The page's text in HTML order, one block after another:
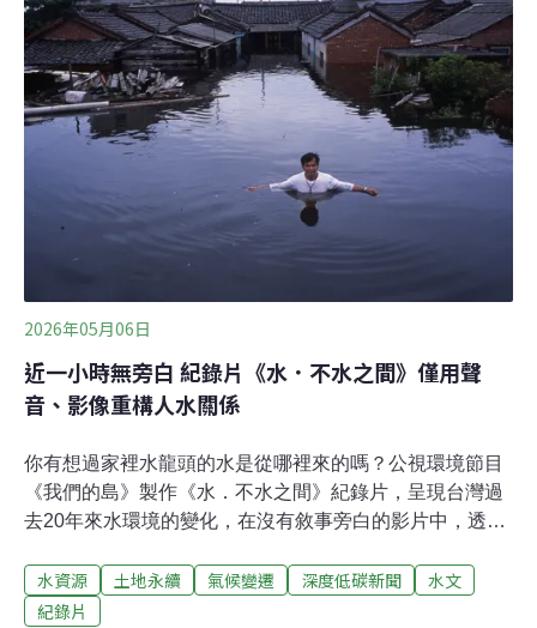
我超越的作品。「解嚴後的那個世代，現在還在拍片的很
少了。」李香秀說。李香秀並非一開始就打算成為生態紀
錄片導演。「我對環境生態的啟蒙其實很晚，」他謙遜地
表示，自己的社會敏感度其實很慢。早期的他更像是一個
純粹的電影創作者，專注於人的故事。對他而言，拍紀錄
片是項任務，因為任務，他出門爬山，他耐心等候，他伺
機而動，為了隨時抓拍到生物的面貌，即使全身濕透、即
使孤身一人。而創作之路往往充滿了偶然與「命中注
定」，拍完《黑熊森林》後，他對森林始終念念
2026年05月06日
近一小時無旁白 紀錄片《水．不水之間》僅用聲
音、影像重構人水關係
你有想過家裡水龍頭的水是從哪裡來的嗎？公視環境節目
《我們的島》製作《水．不水之間》紀錄片，呈現台灣過
去20年來水環境的變化，在沒有敘事旁白的影片中，透過
水的多重樣貌，詮釋水的主體性與價值，讓觀眾思考及重
構人與水的關係。製作人于立平與導演柯金源接受《環境
水資源 土地永續 氣候變遷 深度低碳新聞
水文
紀錄片